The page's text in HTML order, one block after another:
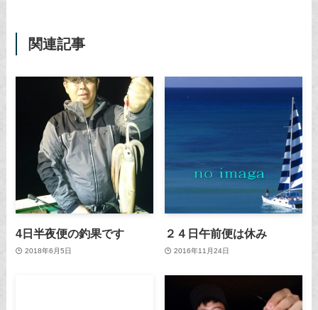
関連記事
4日半夜便の釣果です
2018年6月5日
２４日午前便は休み
2016年11月24日